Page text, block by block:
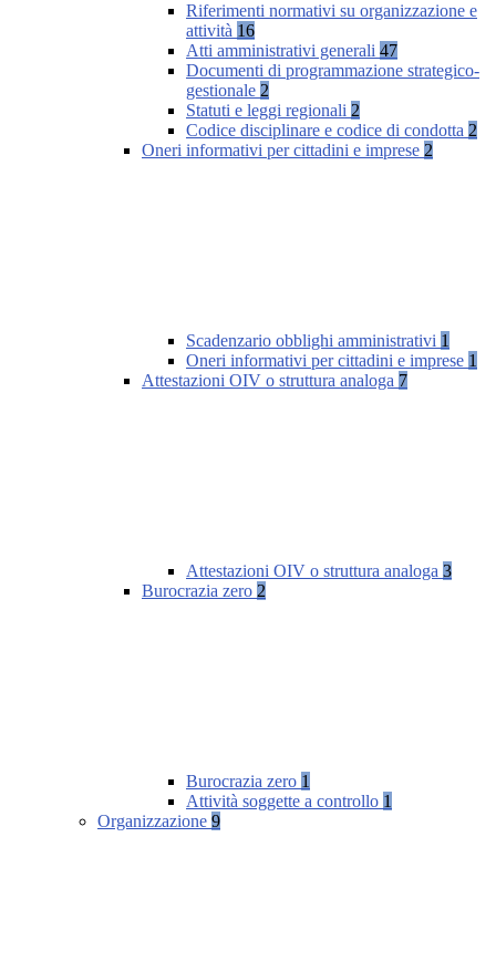
Riferimenti normativi su organizzazione e
attività 16
Atti amministrativi generali 47
Documenti di programmazione strategico-
gestionale 2
Statuti e leggi regionali 2
Codice disciplinare e codice di condotta 2
Oneri informativi per cittadini e imprese 2
Scadenzario obblighi amministrativi 1
Oneri informativi per cittadini e imprese 1
Attestazioni OIV o struttura analoga 7
Attestazioni OIV o struttura analoga 3
Burocrazia zero 2
Burocrazia zero 1
Attività soggette a controllo 1
Organizzazione 9